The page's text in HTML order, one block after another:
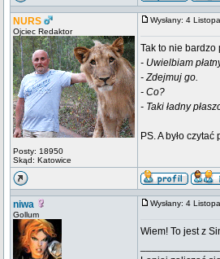
NURS
Ojciec Redaktor
Posty: 18950
Skąd: Katowice
Wysłany: 4
Tak to nie bardzo
- Uwielbiam
- Zdejmuj go.
- Co?
- Taki ładny
PS. A było
niwa
Gollum
Wysłany: 4
Wiem! To jest z